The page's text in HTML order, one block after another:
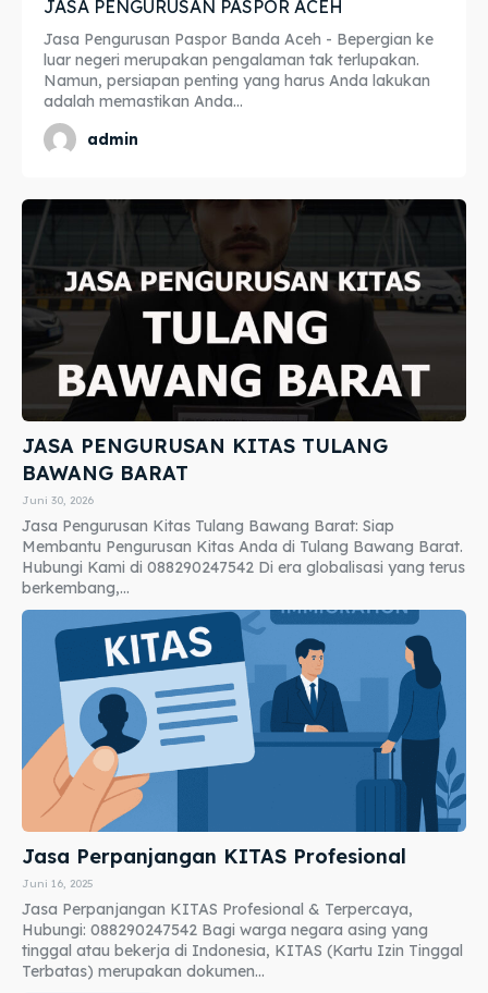
Asuransi
Blog
Asuransi
Blog
JASA PENGURUSAN PASPOR ACEH
Jasa Pengurusan Paspor Banda Aceh - Bepergian ke
luar negeri merupakan pengalaman tak terlupakan.
Namun, persiapan penting yang harus Anda lakukan
adalah memastikan Anda...
admin
JASA PENGURUSAN KITAS TULANG
BAWANG BARAT
Juni 30, 2026
Jasa Pengurusan Kitas Tulang Bawang Barat: Siap
Membantu Pengurusan Kitas Anda di Tulang Bawang Barat.
Hubungi Kami di 088290247542 Di era globalisasi yang terus
berkembang,...
Jasa Perpanjangan KITAS Profesional
Juni 16, 2025
Jasa Perpanjangan KITAS Profesional & Terpercaya,
Hubungi: 088290247542 Bagi warga negara asing yang
tinggal atau bekerja di Indonesia, KITAS (Kartu Izin Tinggal
Terbatas) merupakan dokumen...